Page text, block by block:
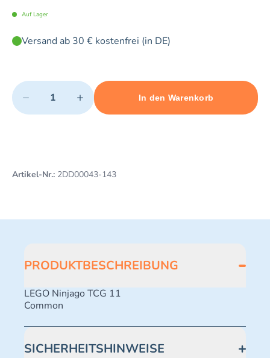
Auf Lager
Versand ab 30 € kostenfrei (in DE)
Quantity
− +
Minimum quantity: 1 Maximum quantity: 495
In den Warenkorb
Add 1 item to cart
Artikel-Nr.: 2DD00043-143
PRODUKTBESCHREIBUNG
LEGO Ninjago TCG 11
Common
SICHERHEITSHINWEISE